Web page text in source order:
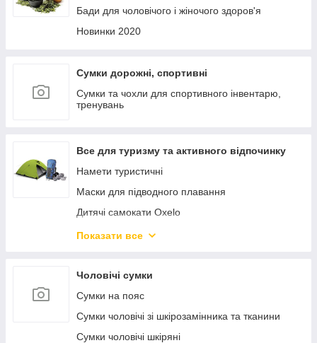
Бади для чоловічого і жіночого здоров'я
Новинки 2020
Сумки дорожні, спортивні
Сумки та чохли для спортивного інвентарю,
тренувань
Все для туризму та активного відпочинку
Намети туристичні
Маски для підводного плавання
Дитячі самокати Oxelo
Самокати міські Oxelo для дорослих
Показати все
Чоловічі сумки
Сумки на пояс
Сумки чоловічі зі шкірозамінника та тканини
Сумки чоловічі шкіряні